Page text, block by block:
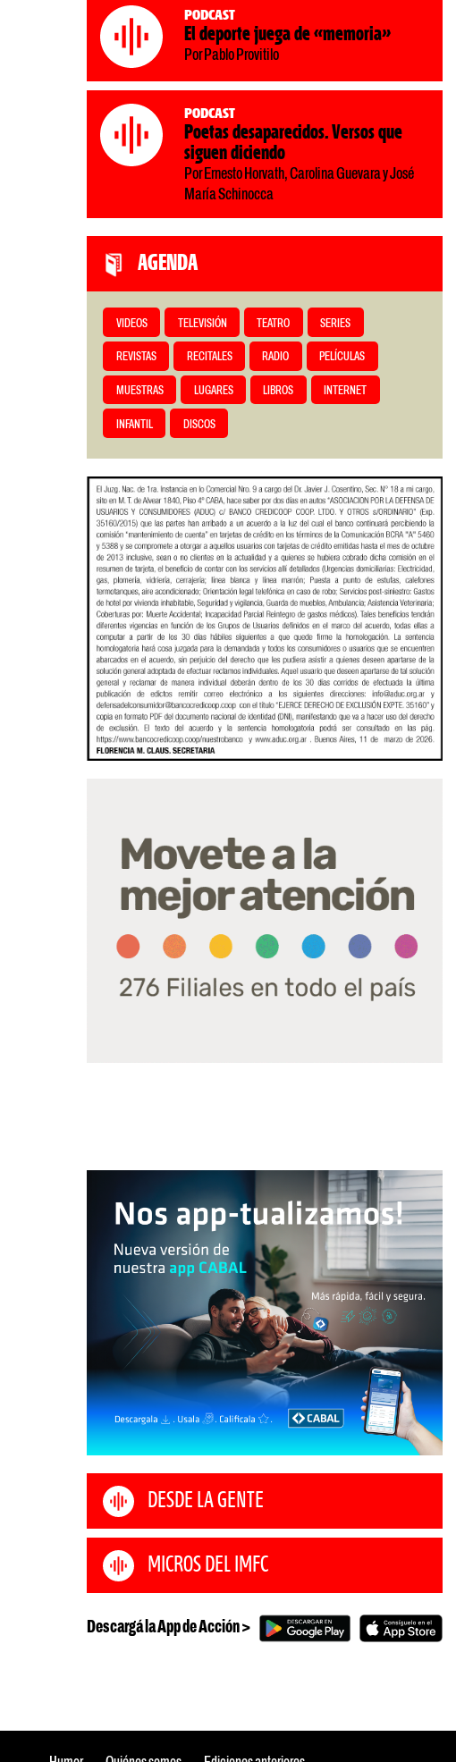
Podcast
El deporte juega de «memoria»
Por Pablo Provitilo
Podcast
Poetas desaparecidos. Versos que
siguen diciendo
Por Ernesto Horvath, Carolina Guevara y José
María Schinocca
AGENDA
VIDEOS TELEVISIÓN TEATRO SERIES
REVISTAS RECITALES RADIO PELÍCULAS
MUESTRAS LUGARES LIBROS INTERNET
INFANTIL DISCOS
DESDE LA GENTE
MICROS DEL IMFC
Descargá la App de Acción >